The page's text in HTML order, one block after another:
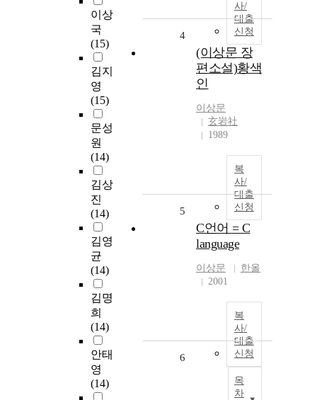
이상
국
(15)
김지
영
(15)
문성
원
(14)
김상
진
(14)
김영
균
(14)
김명
희
(14)
안태
영
(14)
사/
대출
신청
4
(이상문 장
편소설)황색
인
이상문
玄岩社
1989
복
사/
대출
신청
5
C언어 = C
language
이상문
한올
2001
복
사/
대출
신청
목
차
6